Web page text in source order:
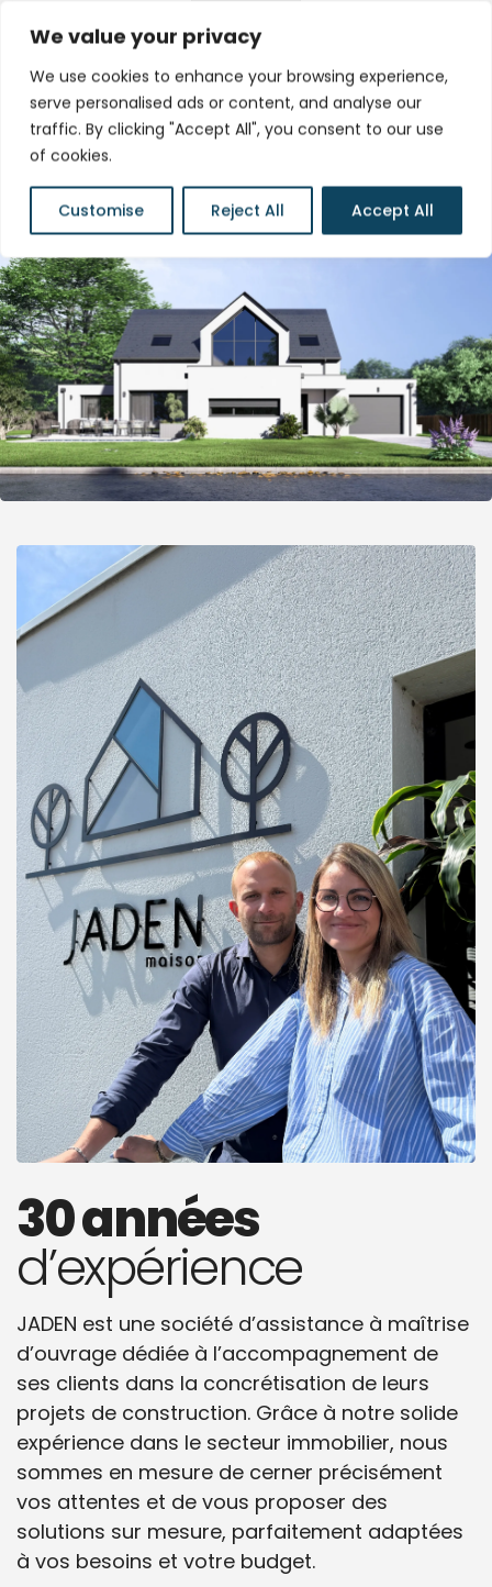
We value your privacy
We use cookies to enhance your browsing experience,
serve personalised ads or content, and analyse our
traffic. By clicking "Accept All", you consent to our use
of cookies.
Customise Reject All Accept All
Maison Jaden,
Maître d’œuvre à
Saint-Nazaire
30 années
d’expérience
JADEN est une société d’assistance à maîtrise
d’ouvrage dédiée à l’accompagnement de
ses clients dans la concrétisation de leurs
projets de construction. Grâce à notre solide
expérience dans le secteur immobilier, nous
sommes en mesure de cerner précisément
vos attentes et de vous proposer des
solutions sur mesure, parfaitement adaptées
à vos besoins et votre budget.